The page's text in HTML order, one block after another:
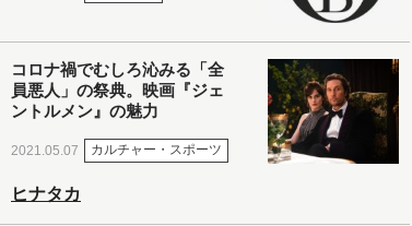
コロナ禍でむしろ沁みる「全
員悪人」の祭典。映画『ジェ
ントルメン』の魅力
2021.05.07 カルチャー・スポーツ
ヒナタカ